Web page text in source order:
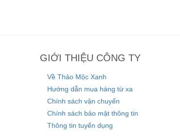
GIỚI THIỆU CÔNG TY
Về Thảo Mộc Xanh
Hướng dẫn mua hàng từ xa
Chính sách vận chuyển
Chính sách bảo mật thông tin
Thông tin tuyển dụng